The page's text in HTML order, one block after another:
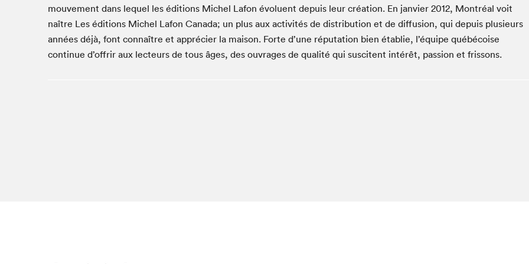
Club de lecture Braindate
Matinées scolaires
Communication-Jeunesse au Salon
Les matins Petits bonheurs (0-5 ans)
Le Salon dans ta classe
mouvement dans lequel les éditions Michel Lafon évoluent depuis leur création. En janvier 2012, Montréal voit
naître Les éditions Michel Lafon Canada; un plus aux activités de distribution et de diffusion, qui depuis plusieurs
années déjà, font connaître et apprécier la maison. Forte d’une réputation bien établie, l’équipe québécoise
continue d’offrir aux lecteurs de tous âges, des ouvrages de qualité qui suscitent intérêt, passion et frissons.